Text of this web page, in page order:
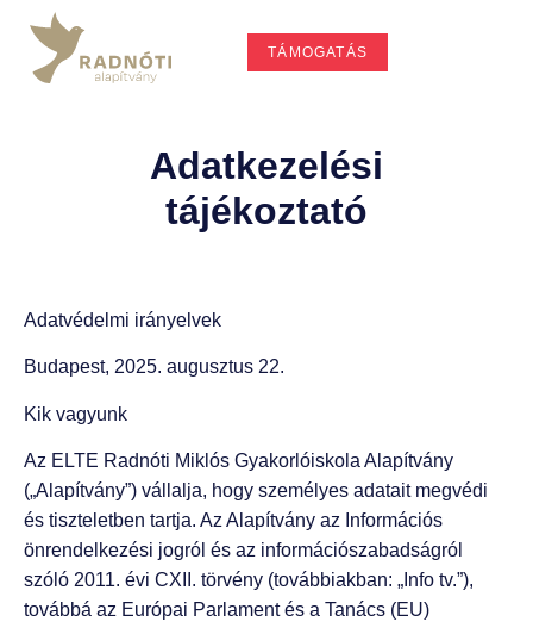
TÁMOGATÁS
Adatkezelési
tájékoztató
Adatvédelmi irányelvek
Budapest, 2025. augusztus 22.
Kik vagyunk
Az ELTE Radnóti Miklós Gyakorlóiskola Alapítvány
(„Alapítvány”) vállalja, hogy személyes adatait megvédi
és tiszteletben tartja. Az Alapítvány az Információs
önrendelkezési jogról és az információszabadságról
szóló 2011. évi CXII. törvény (továbbiakban: „Info tv.”),
továbbá az Európai Parlament és a Tanács (EU)